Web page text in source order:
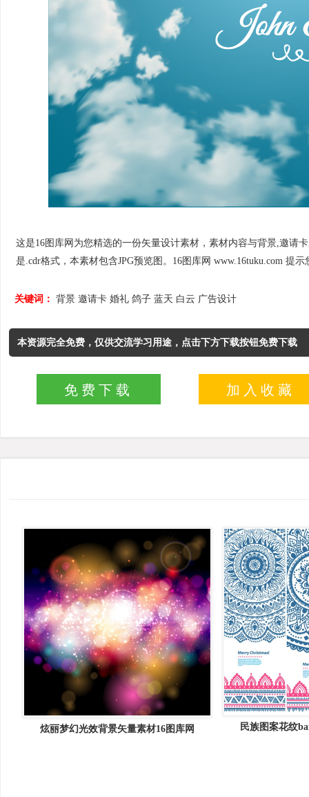
这是16图库网为您精选的一份矢量设计素材，素材内容与背景,邀请
是.cdr格式，本素材包含JPG预览图。16图库网 www.16tuku.com 提
关键词： 背景 邀请卡 婚礼 鸽子 蓝天 白云 广告设计
本资源完全免费，仅供交流学习用途，点击下方下载按钮免费下载
免费下载 加入收藏
炫丽梦幻光效背景矢量素材16图库网 民族图案花纹